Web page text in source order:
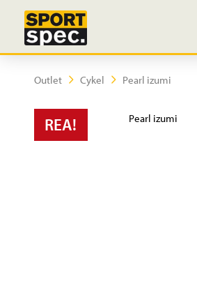
Outlet Cykel Pearl izumi
REA!